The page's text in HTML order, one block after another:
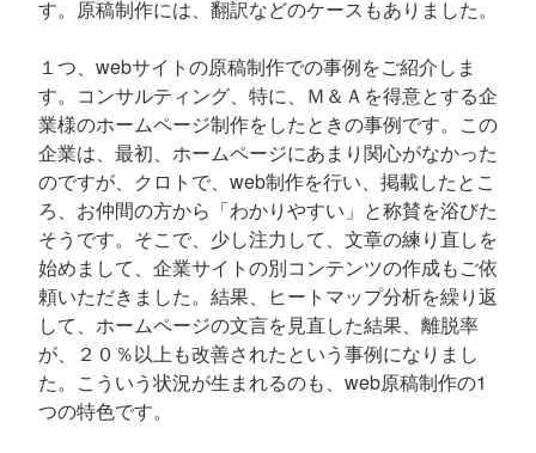
す。原稿制作には、翻訳などのケースもありました。
１つ、webサイトの原稿制作での事例をご紹介しま
す。コンサルティング、特に、Ｍ＆Ａを得意とする企
業様のホームページ制作をしたときの事例です。この
企業は、最初、ホームページにあまり関心がなかった
のですが、クロトで、web制作を行い、掲載したとこ
ろ、お仲間の方から「わかりやすい」と称賛を浴びた
そうです。そこで、少し注力して、文章の練り直しを
始めまして、企業サイトの別コンテンツの作成もご依
頼いただきました。結果、ヒートマップ分析を繰り返
して、ホームページの文言を見直した結果、離脱率
が、２０％以上も改善されたという事例になりまし
た。こういう状況が生まれるのも、web原稿制作の1
つの特色です。